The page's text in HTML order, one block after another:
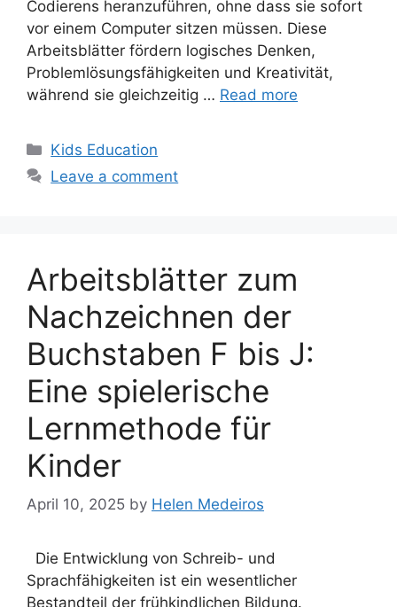
Codierens heranzuführen, ohne dass sie sofort
vor einem Computer sitzen müssen. Diese
Arbeitsblätter fördern logisches Denken,
Problemlösungsfähigkeiten und Kreativität,
während sie gleichzeitig … Read more
Categories
Kids Education
Leave a comment
Arbeitsblätter zum
Nachzeichnen der
Buchstaben F bis J:
Eine spielerische
Lernmethode für
Kinder
April 10, 2025 by Helen Medeiros
Die Entwicklung von Schreib- und
Sprachfähigkeiten ist ein wesentlicher
Bestandteil der frühkindlichen Bildung.